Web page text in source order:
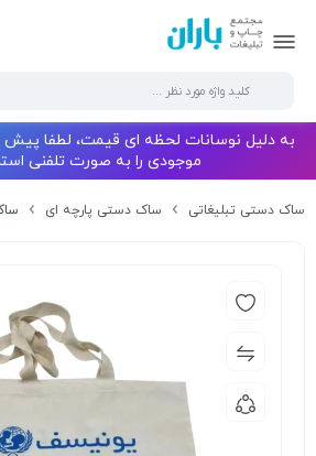
به دلیل نوسانات لحظه ای قیمت، لطفا
موجودی را به صورت تلفنی
ساک دستی تبلیغاتی ساک دستی پارچه ای